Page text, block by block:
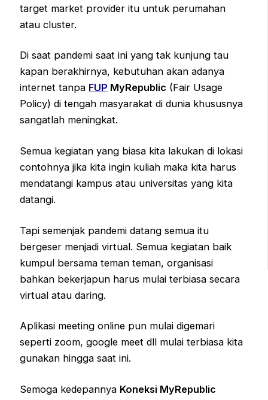
target market provider itu untuk perumahan
atau cluster.
Di saat pandemi saat ini yang tak kunjung tau
kapan berakhirnya, kebutuhan akan adanya
internet tanpa FUP MyRepublic (Fair Usage
Policy) di tengah masyarakat di dunia khususnya
sangatlah meningkat.
Semua kegiatan yang biasa kita lakukan di lokasi
contohnya jika kita ingin kuliah maka kita harus
mendatangi kampus atau universitas yang kita
datangi.
Tapi semenjak pandemi datang semua itu
bergeser menjadi virtual. Semua kegiatan baik
kumpul bersama teman teman, organisasi
bahkan bekerjapun harus mulai terbiasa secara
virtual atau daring.
Aplikasi meeting online pun mulai digemari
seperti zoom, google meet dll mulai terbiasa kita
gunakan hingga saat ini.
Semoga kedepannya Koneksi MyRepublic